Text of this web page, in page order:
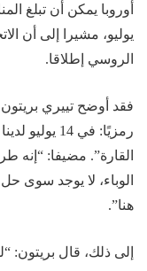
يوليو، مشيرا إلى أن
الروسي إطلاقا.
فقد أوضح تييري بريتون
رمزيًا: في
القارة”. مضيفا: “إنه
الوباء، لا يوجد سوى
هنا”.
إلى ذلك، قال بريتون: